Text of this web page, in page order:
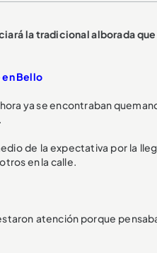
la tradicional alborada que
en Bello
ya se encontraban
de la expectativa por la
en la calle.
atención porque